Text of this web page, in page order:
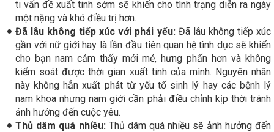
ti vấn đề xuất tinh sớm sẽ khiến cho tình trạng diễn ra ngày
một nặng và khó điều trị hơn.
Đã lâu không tiếp xúc với phái yếu: Đã lâu không tiếp xúc
gần với nữ giới hay là lần đầu tiên quan hệ tình dục sẽ khiến
cho bạn nam cảm thấy mới mẻ, hưng phấn hơn và không
kiểm soát được thời gian xuất tinh của mình. Nguyên nhân
này không hẳn xuất phát từ yếu tố sinh lý hay các bệnh lý
nam khoa nhưng nam giới cần phải điều chỉnh kịp thời tránh
ảnh hưởng đến cuộc yêu.
Thủ dâm quá nhiều: Thủ dâm quá nhiều sẽ ảnh hưởng đến